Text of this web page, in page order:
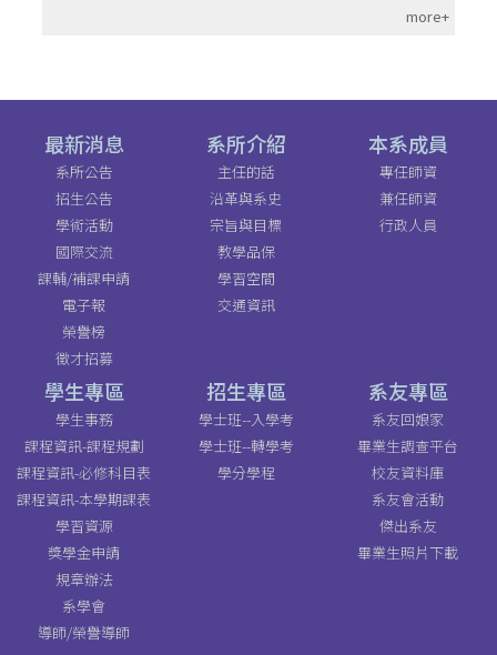
more+
最新消息
系所公告
招生公告
學術活動
國際交流
課輔/補課申請
電子報
榮譽榜
徵才招募
系所介紹
主任的話
沿革與系史
宗旨與目標
教學品保
學習空間
交通資訊
本系成員
專任師資
兼任師資
行政人員
學生專區
學生事務
課程資訊-課程規劃
課程資訊-必修科目表
課程資訊-本學期課表
學習資源
獎學金申請
規章辦法
系學會
導師/榮譽導師
招生專區
學士班--入學考
學士班--轉學考
學分學程
系友專區
系友回娘家
畢業生調查平台
校友資料庫
系友會活動
傑出系友
畢業生照片下載